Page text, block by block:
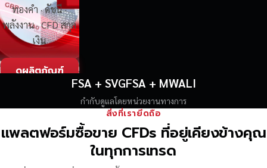
ทองคำ · ดัชนี ·
พลังงาน · CFD สกุล
เงิน
ดูผลิตภัณฑ์
FSA + SVGFSA + MWALI
กำกับดูแลโดยหน่วยงานทางการ
สิ่งที่เรายึดถือ
แพลตฟอร์มซื้อขาย CFDs ที่อยู่เคียงข้างคุณ
ในทุกการเทรด